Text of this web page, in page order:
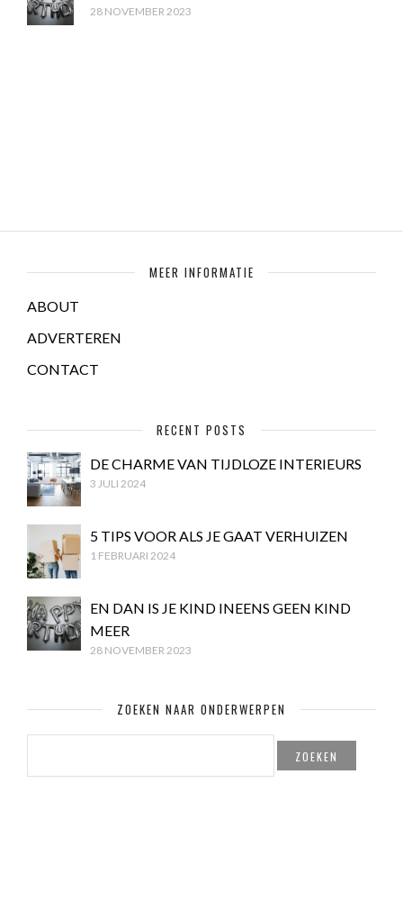
28 NOVEMBER 2023
MEER INFORMATIE
ABOUT
ADVERTEREN
CONTACT
RECENT POSTS
DE CHARME VAN TIJDLOZE INTERIEURS
3 JULI 2024
5 TIPS VOOR ALS JE GAAT VERHUIZEN
1 FEBRUARI 2024
EN DAN IS JE KIND INEENS GEEN KIND
MEER
28 NOVEMBER 2023
ZOEKEN NAAR ONDERWERPEN
ZOEKEN